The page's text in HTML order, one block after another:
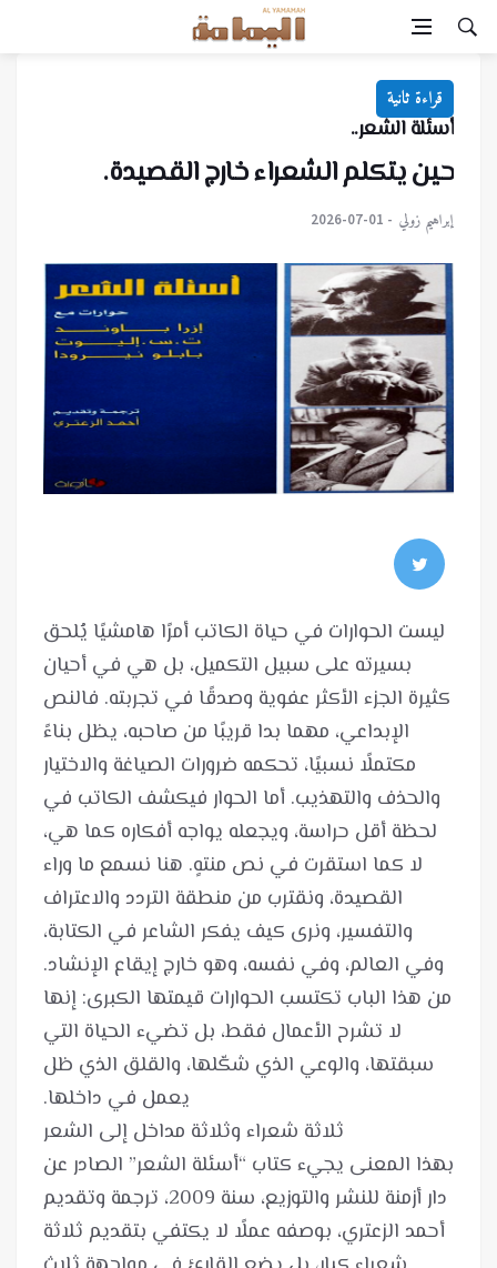
قراءة ثانية
أسئلة الشعر..
حين يتكلم الشعراء خارج القصيدة.
إبراهيم زولي 2026-07-01
ليست الحوارات في حياة الكاتب أمرًا هامشيًا يُلحق
بسيرته على سبيل التكميل، بل هي في أحيان
كثيرة الجزء الأكثر عفوية وصدقًا في تجربته. فالنص
الإبداعي، مهما بدا قريبًا من صاحبه، يظل بناءً
مكتملًا نسبيًا، تحكمه ضرورات الصياغة والاختيار
والحذف والتهذيب. أما الحوار فيكشف الكاتب في
لحظة أقل حراسة، ويجعله يواجه أفكاره كما هي،
لا كما استقرت في نص منتهٍ. هنا نسمع ما وراء
القصيدة، ونقترب من منطقة التردد والاعتراف
والتفسير، ونرى كيف يفكر الشاعر في الكتابة،
وفي العالم، وفي نفسه، وهو خارج إيقاع الإنشاد.
من هذا الباب تكتسب الحوارات قيمتها الكبرى: إنها
لا تشرح الأعمال فقط، بل تضيء الحياة التي
سبقتها، والوعي الذي شكّلها، والقلق الذي ظل
بهذا المعنى يجيء كتاب “أسئلة الشعر” الصادر عن
دار أزمنة للنشر والتوزيع، سنة 2009، ترجمة وتقديم
أحمد الزعتري، بوصفه عملًا لا يكتفي بتقديم ثلاثة